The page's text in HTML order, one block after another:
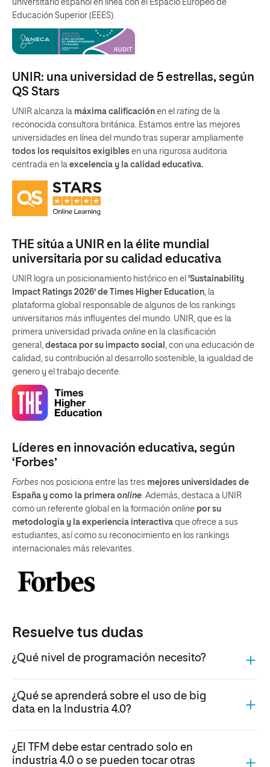
universitario español en línea con el Espacio Europeo de
Educación Superior (EEES).
UNIR: una universidad de 5 estrellas, según
QS Stars
UNIR alcanza la máxima calificación en el rating de la
reconocida consultora británica. Estamos entre las mejores
universidades en línea del mundo tras superar ampliamente
todos los requisitos exigibles en una rigurosa auditoria
centrada en la excelencia y la calidad educativa.
THE sitúa a UNIR en la élite mundial
universitaria por su calidad educativa
UNIR logra un posicionamiento histórico en el ‘Sustainability
Impact Ratings 2026’ de Times Higher Education, la
plataforma global responsable de algunos de los rankings
universitarios más influyentes del mundo. UNIR, que es la
primera universidad privada online en la clasificación
general, destaca por su impacto social , con una educación de
calidad, su contribución al desarrollo sostenible, la igualdad de
genero y el trabajo decente.
Líderes en innovación educativa, según
‘Forbes’
Forbes nos posiciona entre las tres mejores universidades de
España y como la primera online. Además, destaca a UNIR
como un referente global en la formación online por su
metodología y la experiencia interactiva que ofrece a sus
estudiantes, así como su reconocimiento en los rankings
internacionales más relevantes.
Resuelve tus dudas
¿Qué nivel de programación necesito?
¿Qué se aprenderá sobre el uso de big
data en la Industria 4.0?
¿El TFM debe estar centrado solo en
industria 4.0 o se pueden tocar otras